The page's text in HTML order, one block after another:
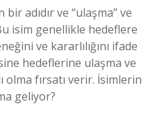
adıdır ve “ulaşma” ve
isim genellikle hedeflere
ve kararlılığını ifade
hedeflerine ulaşma ve
olma fırsatı verir. İsimlerin
geliyor?